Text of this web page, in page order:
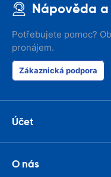
Nápověda
Potřebujete pomoc?
pronájem.
Zákaznická podpora
Účet
O nás